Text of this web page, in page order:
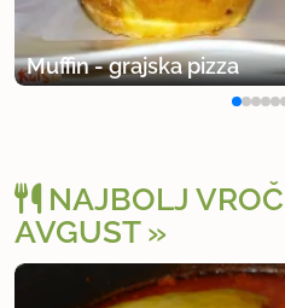
Muffin - grajska pizza
NAJBOLJ
AVGUST